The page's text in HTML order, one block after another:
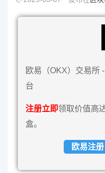
欧易（OKX）交易所
台
注册立即领取价值高
盒。
欧易注册